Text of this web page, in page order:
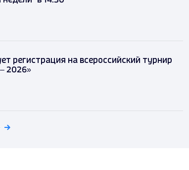
регистрация на всероссийский турнир
2026»